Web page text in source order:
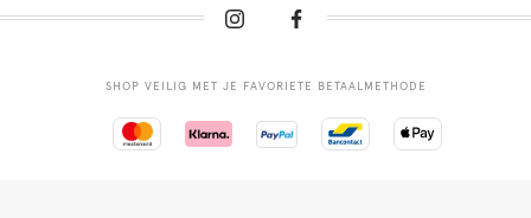
SHOP VEILIG MET JE FAVORIETE BETAALMETHODE